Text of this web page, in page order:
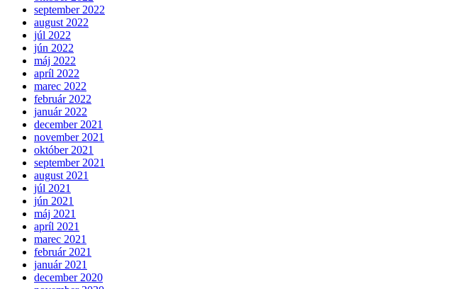
september 2022
august 2022
júl 2022
jún 2022
máj 2022
apríl 2022
marec 2022
február 2022
január 2022
december 2021
november 2021
október 2021
september 2021
august 2021
júl 2021
jún 2021
máj 2021
apríl 2021
marec 2021
február 2021
január 2021
december 2020